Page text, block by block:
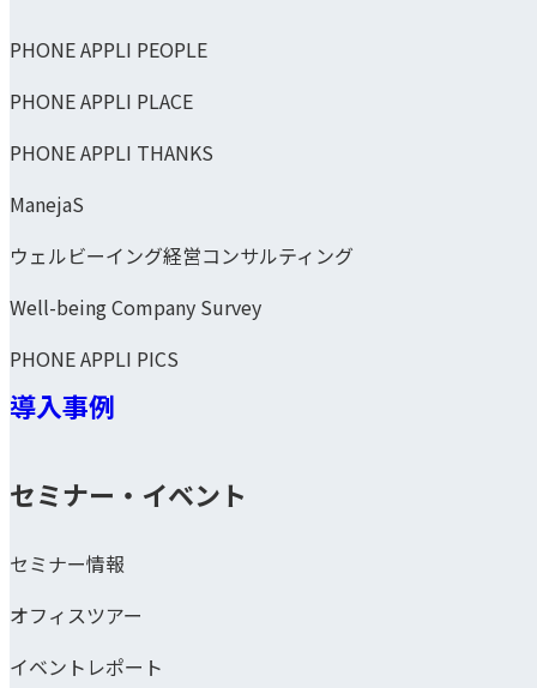
PHONE APPLI PEOPLE
PHONE APPLI PLACE
PHONE APPLI THANKS
ManejaS
ウェルビーイング経営コンサルティング
Well-being Company Survey
PHONE APPLI PICS
導入事例
セミナー・イベント
セミナー情報
オフィスツアー
イベントレポート